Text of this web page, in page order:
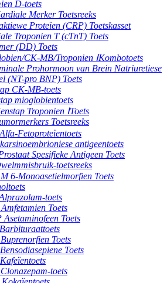
D-toets
Merker Toetsreeks
Proteïen (CRP) Toetskasset
Troponien T (cTnT) Toets
(DD) Toets
CK-MB/Troponien ⅠKombotoets
Prohormoon van Brein Natriuretiese
(NT-pro BNP) Toets
CK-MB-toets
mioglobientoets
Troponien ⅠToets
Toetsreeks
Fetoproteïentoets
antigeentoets
Spesifieke Antigeen Toets
toetsreeks
6-Monoasetielmorfien Toets
toets
Toets
Asetaminofeen Toets
Toets
Toets
toets